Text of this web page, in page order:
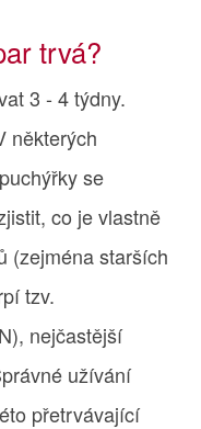
trvá?
3 - 4 týdny.
některých
se
co je vlastně
(zejména starších
tzv.
nejčastější
užívání
přetrvávající